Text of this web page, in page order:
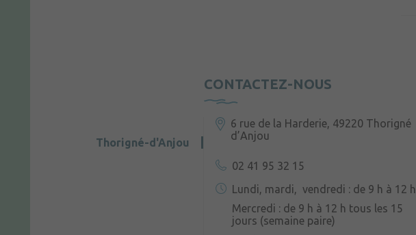
CONTACTEZ-NOUS
Thorigné-d'Anjou
6 rue de la Harderie, 49220 Thorigné
d’Anjou
02 41 95 32 15
Lundi, mardi, vendredi : de 9 h à 12 h
Mercredi : de 9 h à 12 h tous les 15
jours (semaine paire)